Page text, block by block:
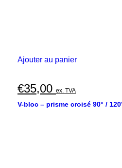
Ajouter au panier
€35,00 ex. TVA
V-bloc – prisme croisé 90° /